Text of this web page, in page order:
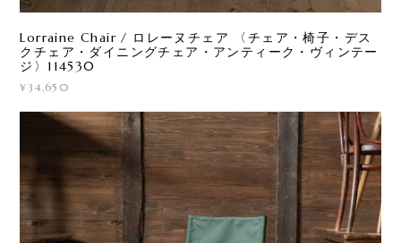
Lorraine Chair / ロレーヌチェア 〈チェア・椅子・デス
クチェア・ダイニングチェア・アンティーク・ヴィンテー
ジ〉114530
¥34,650